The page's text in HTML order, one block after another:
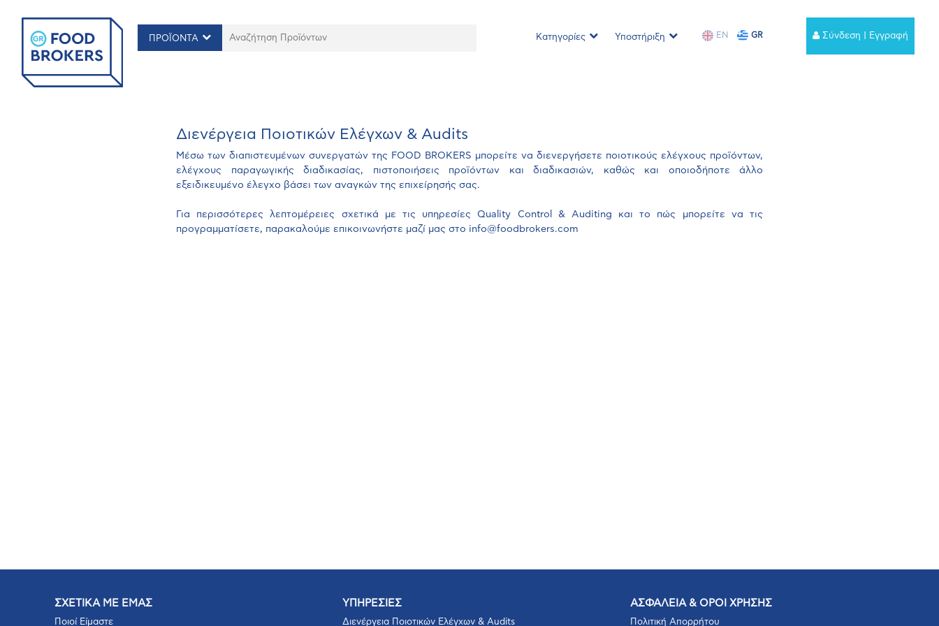
ΠΡΟΪΟΝΤΑ Κατηγορίες Υποστήριξη EN GR Σύνδεση | Εγγραφή
Διενέργεια Ποιοτικών Ελέγχων & Audits
Μέσω των διαπιστευμένων συνεργατών της FOOD BROKERS μπορείτε να διενεργήσετε ποιοτικούς ελέγχους προϊόντων,
ελέγχους παραγωγικής διαδικασίας, πιστοποιήσεις προϊόντων και διαδικασιών, καθώς και οποιοδήποτε άλλο
εξειδικευμένο έλεγχο βάσει των αναγκών της επιχείρησής σας.
Για περισσότερες λεπτομέρειες σχετικά με τις υπηρεσίες Quality Control & Auditing και το πώς μπορείτε να τις
προγραμματίσετε, παρακαλούμε επικοινωνήστε μαζί μας στο info@foodbrokers.com
ΣΧΕΤΙΚΑ ΜΕ ΕΜΑΣ
Ποιοί Είμαστε
ΥΠΗΡΕΣΙΕΣ
Διενέργεια Ποιοτικών Ελέγχων & Audits
ΑΣΦΑΛΕΙΑ & ΟΡΟΙ ΧΡΗΣΗΣ
Πολιτική Απορρήτου